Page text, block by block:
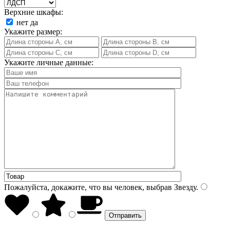
Верхние шкафы:
нет да
Укажите размер:
Укажите личные данные:
Пожалуйста, докажите, что вы человек, выбрав Звезду.